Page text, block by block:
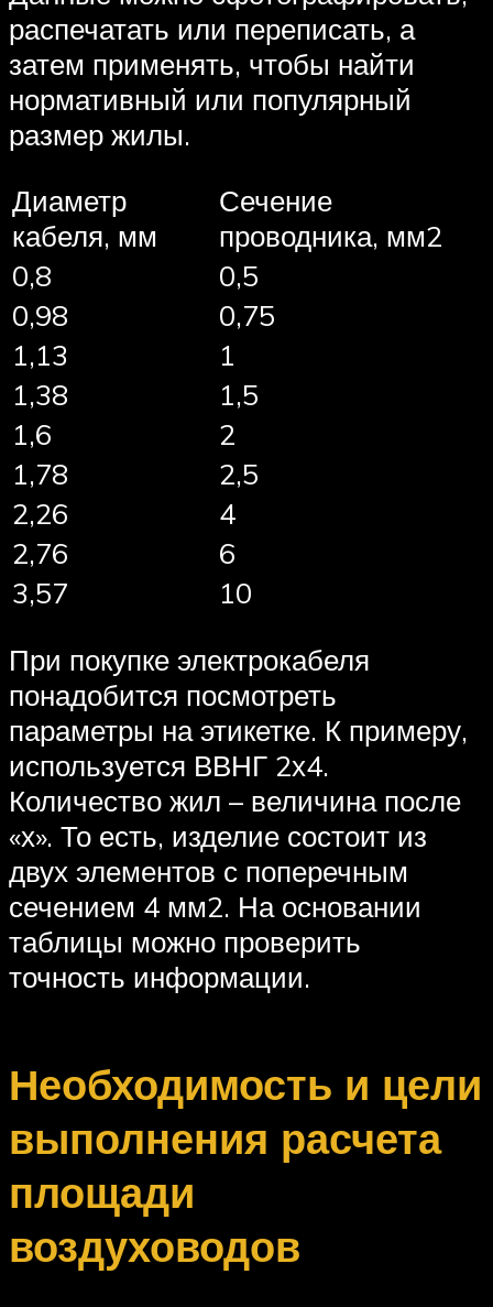
распечатать или переписать, а
затем применять, чтобы найти
нормативный или популярный
размер жилы.
Диаметр
кабеля, мм
Сечение
проводника, мм2
0,8
0,5
0,98
0,75
1,13
1
1,38
1,5
1,6
2
1,78
2,5
2,26
4
2,76
6
3,57
10
При покупке электрокабеля
понадобится посмотреть
параметры на этикетке. К примеру,
используется ВВНГ 2х4.
Количество жил – величина после
«х». То есть, изделие состоит из
двух элементов с поперечным
сечением 4 мм2. На основании
таблицы можно проверить
точность информации.
Необходимость и цели
выполнения расчета
площади
воздуховодов